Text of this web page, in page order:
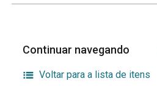
Continuar navegando
Voltar para a lista de itens